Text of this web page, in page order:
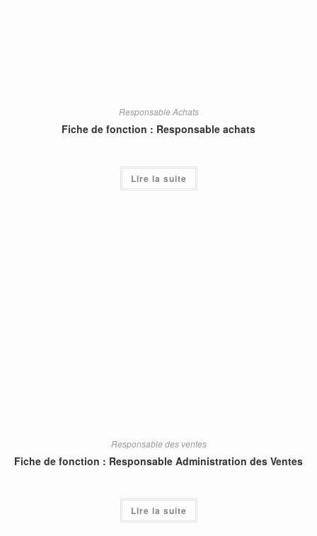
Responsable Achats
Fiche de fonction : Responsable achats
Lire la suite
Responsable des ventes
Fiche de fonction : Responsable Administration des Ventes
Lire la suite